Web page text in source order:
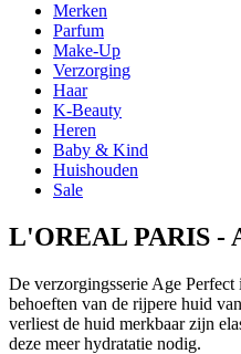
Merken
Parfum
Make-Up
Verzorging
Haar
K-Beauty
Heren
Baby & Kind
Huishouden
Sale
L'OREAL PARIS -
De verzorgingsserie Age
behoeften van de rijpere huid
verliest de huid merkbaar zijn
deze meer hydratatie nodig.